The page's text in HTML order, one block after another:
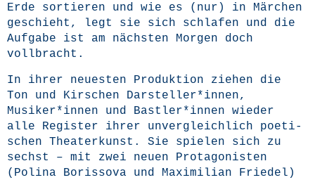
Erde sor­tie­ren und wie es (nur) in Mär­chen
geschieht, legt sie sich schla­fen und die
Auf­ga­be ist am nächs­ten Mor­gen doch
vollbracht.
In ihrer neu­es­ten Pro­duk­ti­on zie­hen die
Ton und Kir­schen Darsteller*innen,
Musiker*innen und Bastler*innen wie­der
alle Regis­ter ihrer unver­gleich­lich poe­ti­
schen Thea­ter­kunst. Sie spie­len sich zu
sechst – mit zwei neu­en Prot­ago­nis­ten
(Poli­na Boris­so­va und Maxi­mi­li­an Frie­del)